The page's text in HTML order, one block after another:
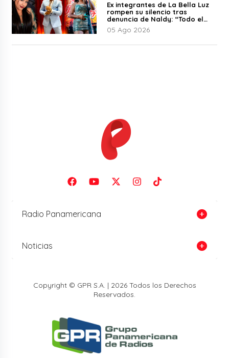
Ex integrantes de La Bella Luz
rompen su silencio tras
denuncia de Naldy: “Todo el
mundo lo sabía”
05 Ago 2026
Radio Panamericana
Noticias
Copyright © GPR S.A. | 2026 Todos los Derechos
Reservados.